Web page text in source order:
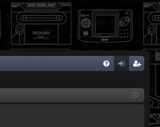
ist